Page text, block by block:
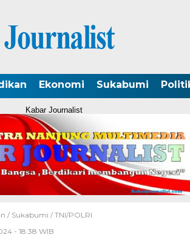
Ekonomi Sukabumi
Kabar Journalist
/ Sukabumi / TNI/POLRI
- 18:38 WIB